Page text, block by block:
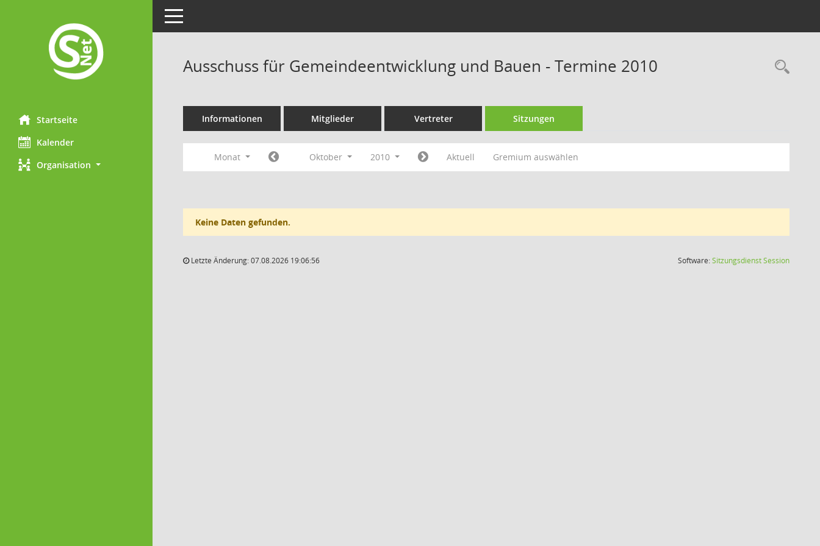
Startseite
Kalender
Organisation
Toggle navigation
Ausschuss für Gemeindeentwicklung und Bauen - Termine 2010
Informationen Mitglieder Vertreter Sitzungen
Monat Oktober 2010 Aktuell Gremium auswählen
Keine Daten gefunden.
Letzte Änderung: 07.08.2026 19:06:56 Software:SitzungsdienstSession(Wird in